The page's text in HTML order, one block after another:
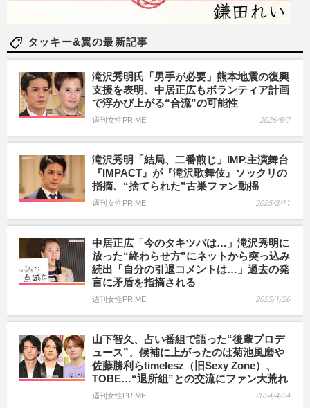
タッキー&翼の最新記事
滝沢秀明氏「男手が必要」熊本地震の復興
支援を表明、中居正広もボランティア計画
で浮かび上がる“合流”の可能性
週刊女性PRIME 2026/8/7
滝沢秀明「結局、二番煎じ」IMP.主演舞台
『IMPACT』が『滝沢歌舞伎』ソックリの
指摘、“捨てられた”古巣ファン動揺
週刊女性PRIME 2025/3/11
中居正広「今のタキツバは…」滝沢秀明に
放った“終わらせ方”にネットから突っ込み
続出「自分の引退コメントは…」過去の発
言に矛盾を指摘される
週刊女性PRIME 2025/1/26
山下智久、占い番組で語った“後輩プロデ
ュース”、候補に上がったのは菊池風磨や
佐藤勝利らtimelesz（旧Sexy Zone）、
TOBE…“退所組”との交流にファン大荒れ
週刊女性PRIME 2024/4/24